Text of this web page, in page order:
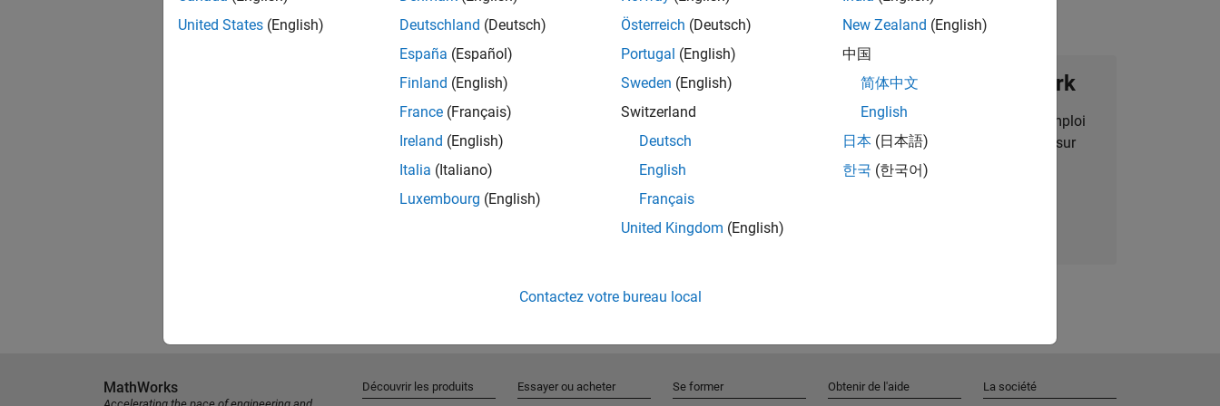
Rejoignez notre Talent Network
Recevez des alertes pour des opportunités d'emploi
personnalisées, des articles et des actualités sur
l'entreprise.
United States (English)
Deutschland (Deutsch)
España (Español)
Finland (English)
France (Français)
Ireland (English)
Italia (Italiano)
Luxembourg (English)
Österreich (Deutsch)
Portugal (English)
Sweden (English)
Switzerland
Deutsch
English
Français
United Kingdom (English)
New Zealand (English)
中国
简体中文
English
日本 (日本語)
한국 (한국어)
Contactez votre bureau local
MathWorks Découvrir les produits Essayer ou acheter Se former Obtenir de l'aide La société